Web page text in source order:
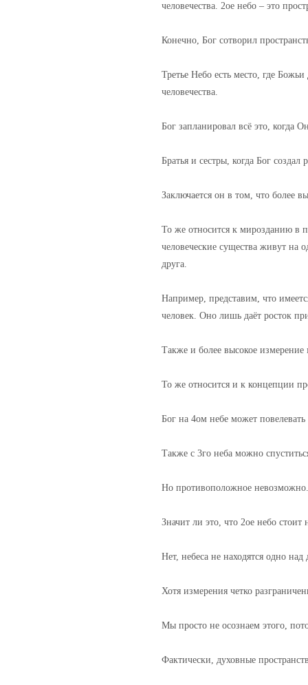
человечества. 2ое небо – это
Конечно, Бог сотворил
Третье Небо есть место, где
человечества.
Бог запланировал всё это, когда
Братья и сестры, когда Бог
Заключается он в том, что более
То же относится к мирозданию в
человеческие существа живут на
друга.
Например, представим, что
человек. Оно лишь даёт росток
Также и более высокое
То же относится и к концепции
Бог на 4ом небе может
Также с 3го неба можно
Но противоположное невозможно.
Значит ли это, что 2ое небо
Нет, небеса не находятся одно над
Хотя измерения четко
Мы просто не осознаем этого,
Фактически, духовные